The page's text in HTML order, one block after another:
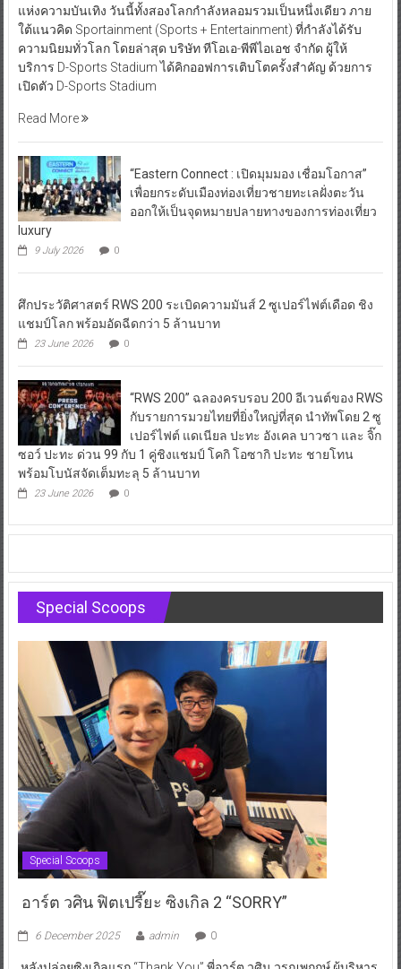
แห่งความบันเทิง วันนี้ทั้งสองโลกกำลังหลอมรวมเป็นหนึ่งเดียว ภาย
ใต้แนวคิด Sportainment (Sports + Entertainment) ที่กำลังได้รับ
ความนิยมทั่วโลก โดยล่าสุด บริษัท ทีโอเอ-พีพีไอเอช จำกัด ผู้ให้
บริการ D-Sports Stadium ได้คิกออฟการเติบโตครั้งสำคัญ ด้วยการ
เปิดตัว D-Sports Stadium
Read More
“Eastern Connect : เปิดมุมมอง เชื่อมโอกาส”
เพื่อยกระดับเมืองท่องเที่ยวชายทะเลฝั่งตะวัน
ออกให้เป็นจุดหมายปลายทางของการท่องเที่ยว
luxury
9 July 2026 0
ศึกประวัติศาสตร์ RWS 200 ระเบิดความมันส์ 2 ซูเปอร์ไฟต์เดือด ชิง
แชมป์โลก พร้อมอัดฉีดกว่า 5 ล้านบาท
23 June 2026 0
“RWS 200” ฉลองครบรอบ 200 อีเวนต์ของ RWS
กับรายการมวยไทยที่ยิ่งใหญ่ที่สุด นำทัพโดย 2 ซู
เปอร์ไฟต์ แดเนียล ปะทะ อังเคล บาวซา และ จิ๊ก
ซอว์ ปะทะ ด่วน 99 กับ 1 คู่ชิงแชมป์ โคกิ โอซากิ ปะทะ ชายโทน
พร้อมโบนัสจัดเต็มทะลุ 5 ล้านบาท
23 June 2026 0
Special Scoops
Special Scoops
อาร์ต วศิน ฟิตเปรี๊ยะ ซิงเกิล 2 “SORRY”
6 December 2025 admin 0